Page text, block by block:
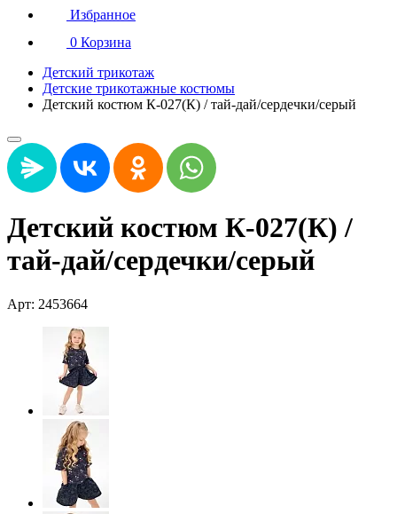
Избранное
0 Корзина
Детский трикотаж
Детские трикотажные костюмы
Детский костюм К-027(К) / тай-дай/сердечки/серый
Детский костюм К-027(К) /
тай-дай/сердечки/серый
Арт: 2453664